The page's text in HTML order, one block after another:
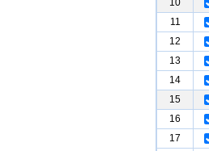
10
11
12
13
14
15
16
17